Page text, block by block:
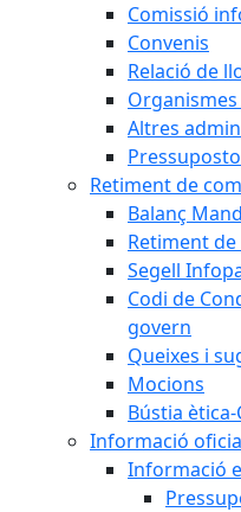
Comissió
Convenis
Relació de
Altres
Retiment de
Balanç
Retiment
Segell
Codi de
govern
Queixes i
Mocions
Bústia
Informació
Informació